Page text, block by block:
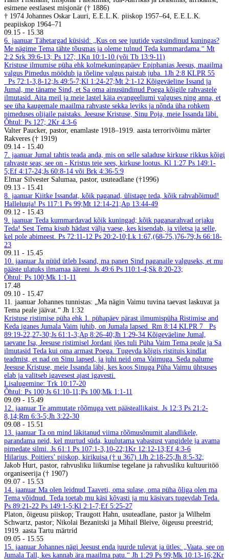
esimene eestlasest misjonär († 1886)
† 1974 Johannes Oskar Lauri, E.E.L.K. piiskop 1957–64, E.E.L.K.
peapiiskop 1964–71
09.15 - 15.38
6. jaanuar Tähetargad küsisid: „Kus on see juutide vastsündinud kuningas?
Me nägime Tema tähte tõusmas ja oleme tulnud Teda kummardama.“ Mt
2:2 Srk 39:6-13; Ps 127; 1Kn 10:1-10 (või Tb 13:9-11)
Kristuse ilmumise püha ehk kolmekuningapäev Epiphanias Jeesus, maailma
valgus Pimedus möödub ja tõeline valgus paistab juba. 1Jh 2:8 KLPR 55
Ps 72:1-3,8-12;Js 49:5-7;Kl 1:24-27;Mt 2:1-12 Kõigeväeline Issand ja
Jumal, me täname Sind, et Sa oma ainusündinud Poega kõigile rahvastele
ilmutasid. Aita meil ja meie lastel käia evangeeliumi valguses ning anna, et
see üha kaugemale maailma rahvaste sekka leviks ja nõnda üha rohkem
pimeduses olijaile paistaks. Jeesuse Kristuse, Sinu Poja, meie Issanda läbi.
Õhtul: Ps 127; 2Kr 4:3-6
Valter Paucker, pastor, enamlaste 1918–1919. aasta terrorivõimu märter
Rakveres († 1919)
09.14 - 15.40
7. jaanuar Jumal tahtis teada anda, mis on selle saladuse kirkuse rikkus kõigi
rahvaste seas; see on - Kristus teie sees, kirkuse lootus. Kl 1:27 Ps 149:1-
5;Ef 4:17-24;Js 60:8-14 või Brk 4:36-5:9
Elmar Silvester Salumaa, pastor, usuteadlane (†1996)
09.13 - 15.41
8. jaanuar Kiitke Issandat, kõik paganad, ülistage teda, kõik rahvahõimud!
Halleluuja! Ps 117:1 Ps 99;Mt 12:14-21;Ap 13:44-49
09.12 - 15.43
9. jaanuar Teda kummardavad kõik kuningad; kõik paganarahvad orjaku
Teda! Sest Tema kisub hädast välja vaese, kes kisendab, ja viletsa ja selle,
kel pole abimeest. Ps 72:11-12 Ps 20:2-10;Lk 1:67,(68-75,)76-79;Js 66:18-
23
09.11 - 15.45
10. jaanuar Ja nüüd ütleb Issand, ma panen Sind paganaile valguseks, et mu
pääste ulatuks ilmamaa ääreni. Js 49:6 Ps 110:1-4;Sk 8:20-23;
Õhtul: Ps 100;Mk 1:1-11
17.48
09.10 - 15.47
11. jaanuar Johannes tunnistas: „Ma nägin Vaimu tuvina taevast laskuvat ja
Tema peale jäävat.“ Jh 1:32
Kristuse ristimise püha ehk 1. pühapäev pärast ilmumispüha Ristimise and
Keda iganes Jumala Vaim juhib, on Jumala lapsed. Rm 8:14 KLPR 7
Ps
89:19-22,27-30;Js 61:1-3;Ap 8:26-40;Jh 1:29-34 Kõigeväeline Jumal,
taevane Isa, Jeesuse ristimisel Jordani jões tuli Püha Vaim Tema peale ja Sa
ilmutasid Teda kui oma armast Poega. Tugevda kõigis ristituis kindlat
teadmist, et nad on Sinu lapsed, ja juhi neid oma Vaimuga. Seda palume
Jeesuse Kristuse, meie Issanda läbi, kes koos Sinuga Püha Vaimu ühtsuses
elab ja valitseb igavesest ajast igavesti.
Lisalugemine: Trk 10:17-20
Õhtul: Ps 100;Js 61:10-11;Ps 100;Mk 1:1-11
09.09 - 15.49
12. jaanuar Te ammutate rõõmuga vett päästeallikaist. Js 12:3 Ps 21:2-
8,14;Rm 6:3-5;Jh 3:22-30
09.08 - 15.51
13. jaanuar Ta on mind läkitanud viima rõõmusõnumit alandlikele,
parandama neid, kel murtud süda, kuulutama vabastust vangidele ja avama
pimedate silmi. Js 61:1 Ps 107:1-3,10-22;1Kr 12:12-13;Ef 4:3-6
Hilarius, Poitiers’ piiskop, kirikuisa († u 367) 1Jh 2:18-25;Jh 8:5-32;
Jakob Hurt, pastor, rahvusliku liikumise tegelane ja rahvusliku kultuuritöö
organiseerija († 1907)
09.07 - 15.53
14. jaanuar Ma olen leidnud Taaveti, oma sulase, oma püha õliga olen ma
Tema võidnud. Teda toetab mu käsi kõvasti ja mu käsivars tugevdab Teda.
Ps 89:21-22 Ps 149:1-5;Kl 2:1-7;Ef 5:25-27
Platon, õigeusu piiskop; Traugott Hahn, usuteadlane, pastor ja Wilhelm
Schwartz, pastor; Nikolai Bezanitski ja Mihail Bleive, õigeusu preestrid;
1919. aasta Tartu märtrid
09.05 - 15.55
15. jaanuar Johannes nägi Jeesust enda juurde tulevat ja ütles: „Vaata, see on
Jumala Tall, kes kannab ära maailma patu.“ Jh 1:29 Ps 99;Mk 10:13-16;2Kr